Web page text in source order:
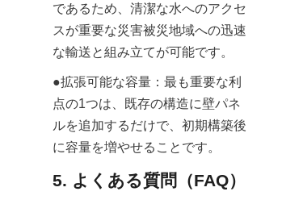
であるため、清潔な水へのアクセ
スが重要な災害被災地域への迅速
な輸送と組み立てが可能です。
●拡張可能な容量：最も重要な利
点の1つは、既存の構造に壁パネ
ルを追加するだけで、初期構築後
に容量を増やせることです。
5. よくある質問（FAQ）